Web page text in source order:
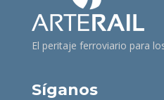
El peritaje ferroviario para
Síganos